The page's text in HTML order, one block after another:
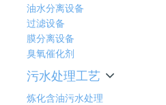
油水分离设备
过滤设备
膜分离设备
臭氧催化剂
污水处理工艺
炼化含油污水处理